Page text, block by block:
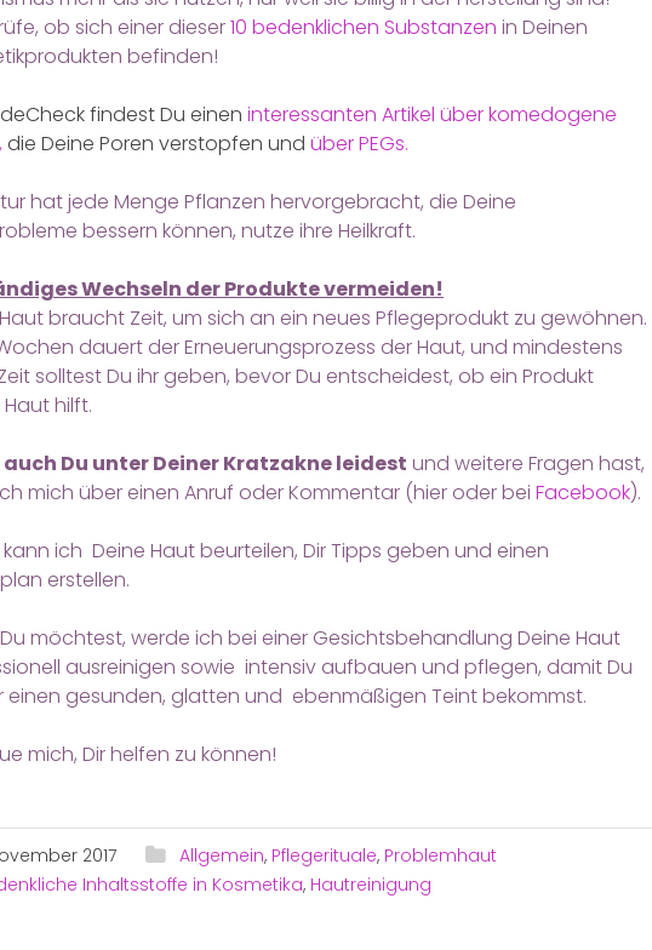
ob sich einer dieser10 bedenklichen Substanzen in Deinen
befinden!
findest Du einen interessanten Artikel über komedogene
die Deine Poren verstopfen und über PEGs.
hat jede Menge Pflanzen hervorgebracht, die Deine
bessern können, nutze ihre Heilkraft.
Wechseln der Produkte vermeiden!
braucht Zeit, um sich an ein neues Pflegeprodukt zu gewöhnen.
dauert der Erneuerungsprozess der Haut, und mindestens
solltest Du ihr geben, bevor Du entscheidest, ob ein Produkt
hilft.
auch Du unter Deiner Kratzakne leidest und weitere Fragen hast,
mich über einen Anruf oder Kommentar (hier oder bei Facebook).
ich Deine Haut beurteilen, Dir Tipps geben und einen
erstellen.
möchtest, werde ich bei einer Gesichtsbehandlung Deine Haut
ausreinigen sowie intensiv aufbauen und pflegen, damit Du
einen gesunden, glatten und ebenmäßigen Teint bekommst.
mich, Dir helfen zu können!
2017 Allgemein, Pflegerituale, Problemhaut
Inhaltsstoffe in Kosmetika, Hautreinigung